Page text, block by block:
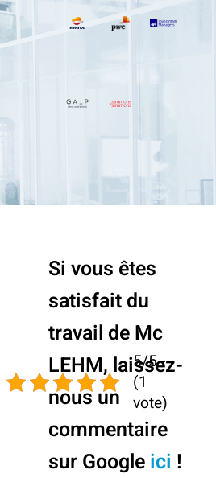
5/5 -
(1
vote)
Si vous êtes
satisfait du
travail de Mc
LEHM, laissez-
nous un
commentaire
sur Googleici !